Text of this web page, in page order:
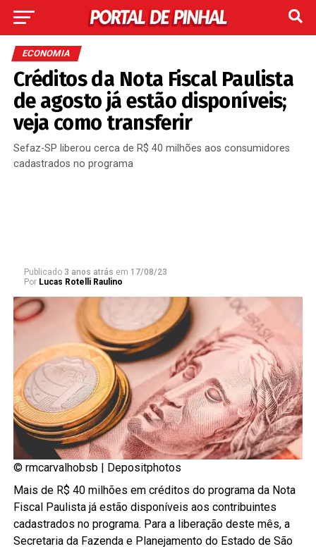
ECONOMIA
Créditos da Nota Fiscal Paulista
de agosto já estão disponíveis;
veja como transferir
Sefaz-SP liberou cerca de R$ 40 milhões aos consumidores
cadastrados no programa
Publicado 3 anos atrás em 17/08/23
Por Lucas Rotelli Raulino
© rmcarvalhobsb | Depositphotos
Mais de R$ 40 milhões em créditos do programa da Nota
Fiscal Paulista já estão disponíveis aos contribuintes
cadastrados no programa. Para a liberação deste mês, a
Secretaria da Fazenda e Planejamento do Estado de São